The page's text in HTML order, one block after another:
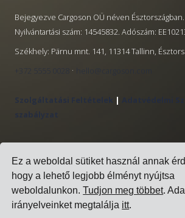
Ez a weboldal sütiket használ annak
hogy a lehető legjobb élményt nyújtsa
weboldalunkon.Tudjon meg többet.
irányelveinket megtalálja itt.
Bejegyezve Cargoson OÜ néven Észtországban.
Nyilvántartási szám: 14545832. Adószám:
Székhely: Pärnu mnt. 141, 11314 Tallinn,
+372 5555 0028
·
| Adatvédelmi